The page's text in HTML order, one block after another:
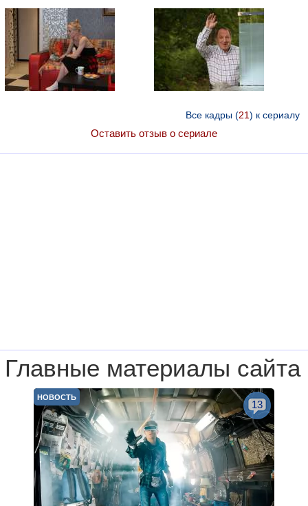
Все кадры (21) к сериалу
Оставить отзыв о сериале
Главные материалы сайта
НОВОСТЬ
13